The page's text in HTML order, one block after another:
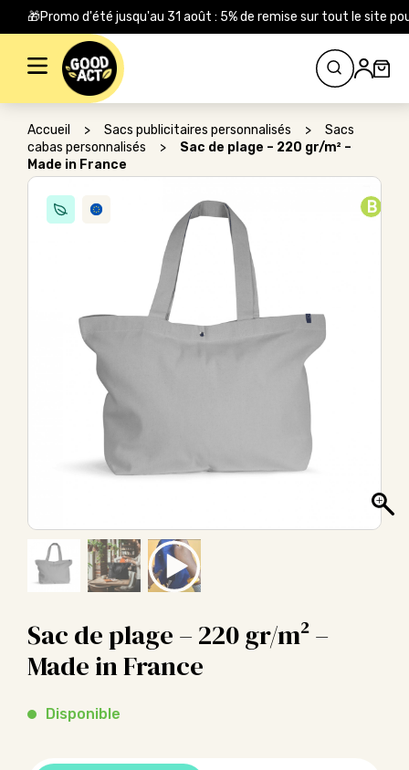
🎁Promo d'été jusqu'au 31 août : 5% de remise sur tout le site
Rechercher :
Accueil > Sacs publicitaires personnalisés >
Sacs
cabas personnalisés
>
Sac de plage – 220 gr/m² –
Made in France
B
Sac de plage – 220 gr/m² –
Made in France
Disponible